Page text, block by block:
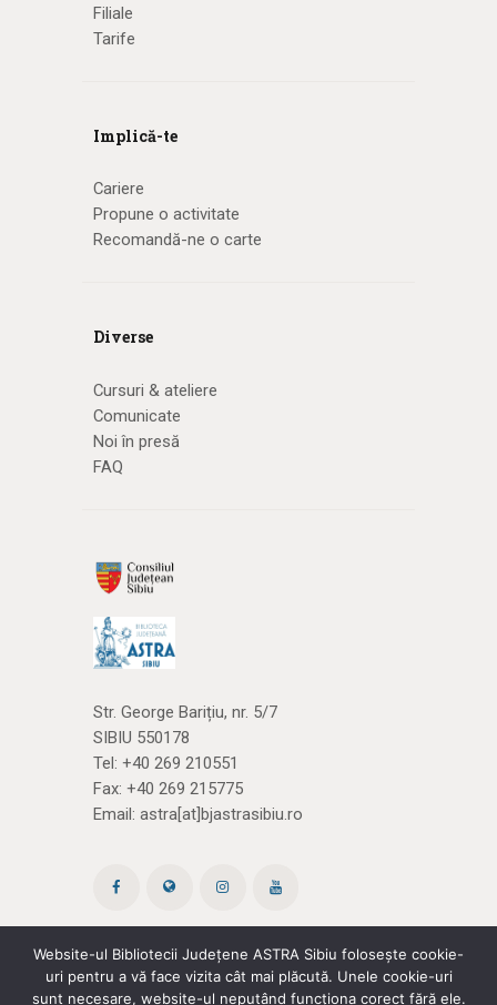
Filiale
Tarife
Implică-te
Cariere
Propune o activitate
Recomandă-ne o carte
Diverse
Cursuri & ateliere
Comunicate
Noi în presă
FAQ
Str. George Barițiu, nr. 5/7
SIBIU 550178
Tel: +40 269 210551
Fax: +40 269 215775
Email: astra[at]bjastrasibiu.ro
Site creat de ROPARDO(și noi cărțile)
Website-ul Bibliotecii Județene ASTRA Sibiu folosește cookie-
uri pentru a vă face vizita cât mai plăcută. Unele cookie-uri
sunt necesare, website-ul neputând funcționa corect fără ele.